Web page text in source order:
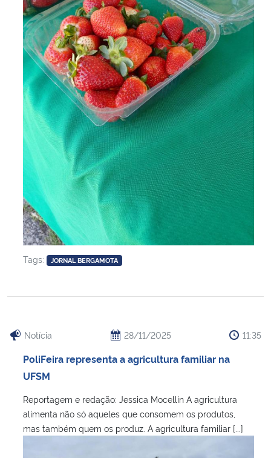
Tags: JORNAL BERGAMOTA
Notícia 28/11/2025 11:35
PoliFeira representa a agricultura familiar na
UFSM
Reportagem e redação: Jessica Mocellin A agricultura
alimenta não só aqueles que consomem os produtos,
mas também quem os produz. A agricultura familiar [...]